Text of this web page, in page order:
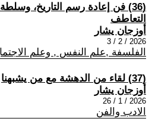
(36) فن إعادة رسم التاريخ،
التعاطف
أوزجان يشار
2026 / 2 / 3
الفلسفة ,علم النفس , وعلم
(37) لقاء من الدهشة مع من يشبهنا
أوزجان يشار
2026 / 1 / 26
الادب والفن